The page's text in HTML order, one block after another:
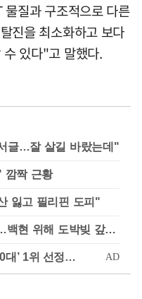
질과 구조적으로 다른
진을 최소화하고 보다
있다"고 말했다.
글…잘 살길 바랐는데"
깜짝 근황
잃고 필리핀 도피"
차가원 "MC몽에 400억 뜯겨…백현 위해 도박빚 갚아줘"